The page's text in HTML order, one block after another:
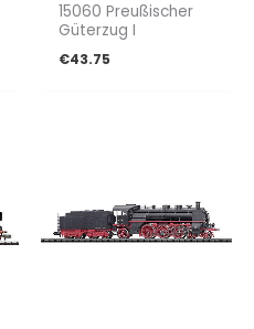
15060 Preußischer
Güterzug I
€43.75